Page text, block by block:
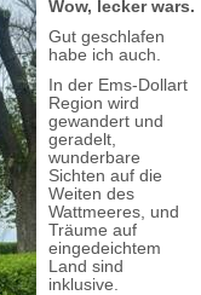
Wow, lecker wars.
Gut geschlafen
habe ich auch.
In der Ems-Dollart
Region wird
gewandert und
geradelt,
wunderbare
Sichten auf die
Weiten des
Wattmeeres, und
Träume auf
eingedeichtem
Land sind
inklusive.